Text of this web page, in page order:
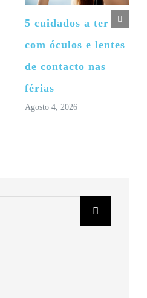
5 cuidados a ter
com óculos e lentes
de contacto nas
férias
Agosto 4, 2026